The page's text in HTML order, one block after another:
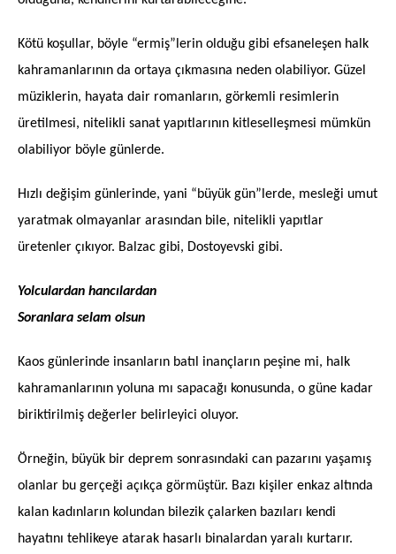
Kötü koşullar, böyle “ermiş”lerin olduğu gibi efsaneleşen halk
kahramanlarının da ortaya çıkmasına neden olabiliyor. Güzel
müziklerin, hayata dair romanların, görkemli resimlerin
üretilmesi, nitelikli sanat yapıtlarının kitleselleşmesi mümkün
olabiliyor böyle günlerde.
Hızlı değişim günlerinde, yani “büyük gün”lerde, mesleği umut
yaratmak olmayanlar arasından bile, nitelikli yapıtlar
üretenler çıkıyor. Balzac gibi, Dostoyevski gibi.
Yolculardan hancılardan
Soranlara selam olsun
Kaos günlerinde insanların batıl inançların peşine mi, halk
kahramanlarının yoluna mı sapacağı konusunda, o güne kadar
biriktirilmiş değerler belirleyici oluyor.
Örneğin, büyük bir deprem sonrasındaki can pazarını yaşamış
olanlar bu gerçeği açıkça görmüştür. Bazı kişiler enkaz altında
kalan kadınların kolundan bilezik çalarken bazıları kendi
hayatını tehlikeye atarak hasarlı binalardan yaralı kurtarır.